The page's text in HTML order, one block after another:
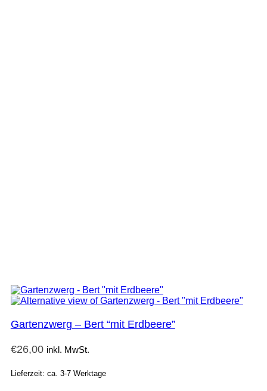
Gartenzwerg – Bert “mit Erdbeere”
€26,00 inkl. MwSt.
Lieferzeit: ca. 3-7 Werktage